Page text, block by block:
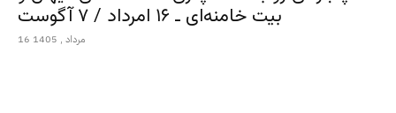
بیت خامنه‌ای ـ ۱۶ امرداد / ۷ آگوست
16 مرداد , 1405